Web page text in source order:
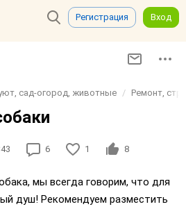
Регистрация Вход
сад-огород, животные Ремонт,
6 1 8
мы всегда говорим, что для
душ! Рекомендуем разместить